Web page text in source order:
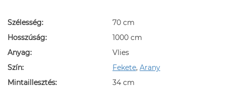
Szélesség:
70 cm
Hosszúság:
1000 cm
Anyag:
Vlies
Szín:
Fekete, Arany
Mintaillesztés:
34 cm